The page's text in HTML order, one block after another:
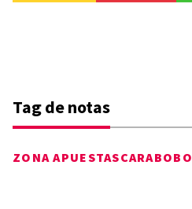
Tag de notas
ZONA APUESTASCARABOBO